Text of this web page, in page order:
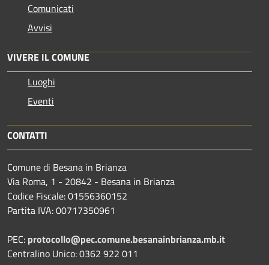
Comunicati
Avvisi
VIVERE IL COMUNE
Luoghi
Eventi
CONTATTI
Comune di Besana in Brianza
Via Roma, 1 - 20842 - Besana in Brianza
Codice Fiscale: 01556360152
Partita IVA: 00717350961
PEC: protocollo@pec.comune.besanainbrianza.mb.it
Centralino Unico: 0362 922 011